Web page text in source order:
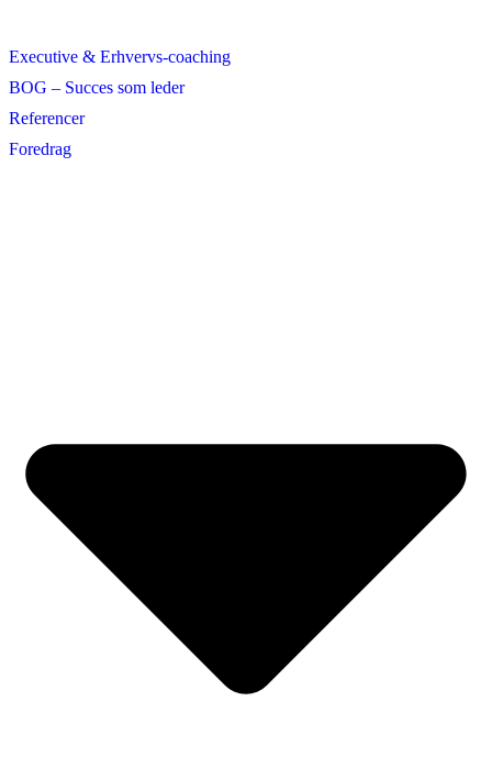
Executive & Erhvervs-coaching
BOG – Succes som leder
Referencer
Foredrag